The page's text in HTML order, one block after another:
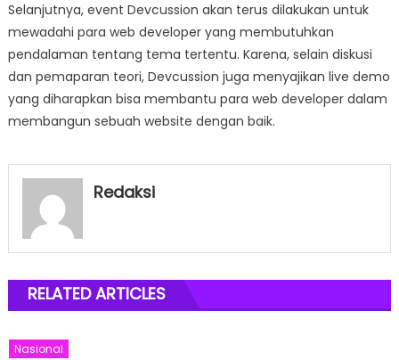
Selanjutnya, event Devcussion akan terus dilakukan untuk
mewadahi para web developer yang membutuhkan
pendalaman tentang tema tertentu. Karena, selain diskusi
dan pemaparan teori, Devcussion juga menyajikan live demo
yang diharapkan bisa membantu para web developer dalam
membangun sebuah website dengan baik.
Redaksi
RELATED ARTICLES
Nasional